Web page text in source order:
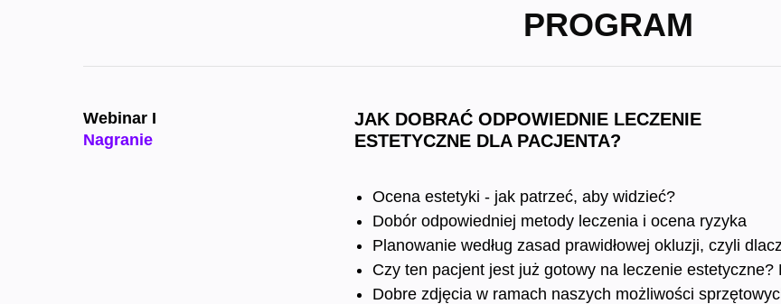
PROGRAM
Webinar I
Nagranie
JAK DOBRAĆ ODPOWIEDNIE LECZENIE
ESTETYCZNE DLA PACJENTA?
Ocena estetyki - jak patrzeć, aby widzieć?
Dobór odpowiedniej metody leczenia i ocena ryzyka
Planowanie według zasad prawidłowej okluzji, czyli
Czy ten pacjent jest już gotowy na leczenie
Dobre zdjęcia w ramach naszych możliwości